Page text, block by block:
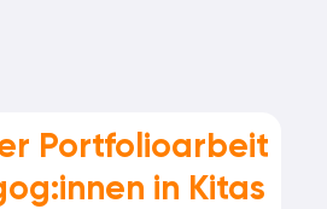
Portfolioarbeit
in Kitas